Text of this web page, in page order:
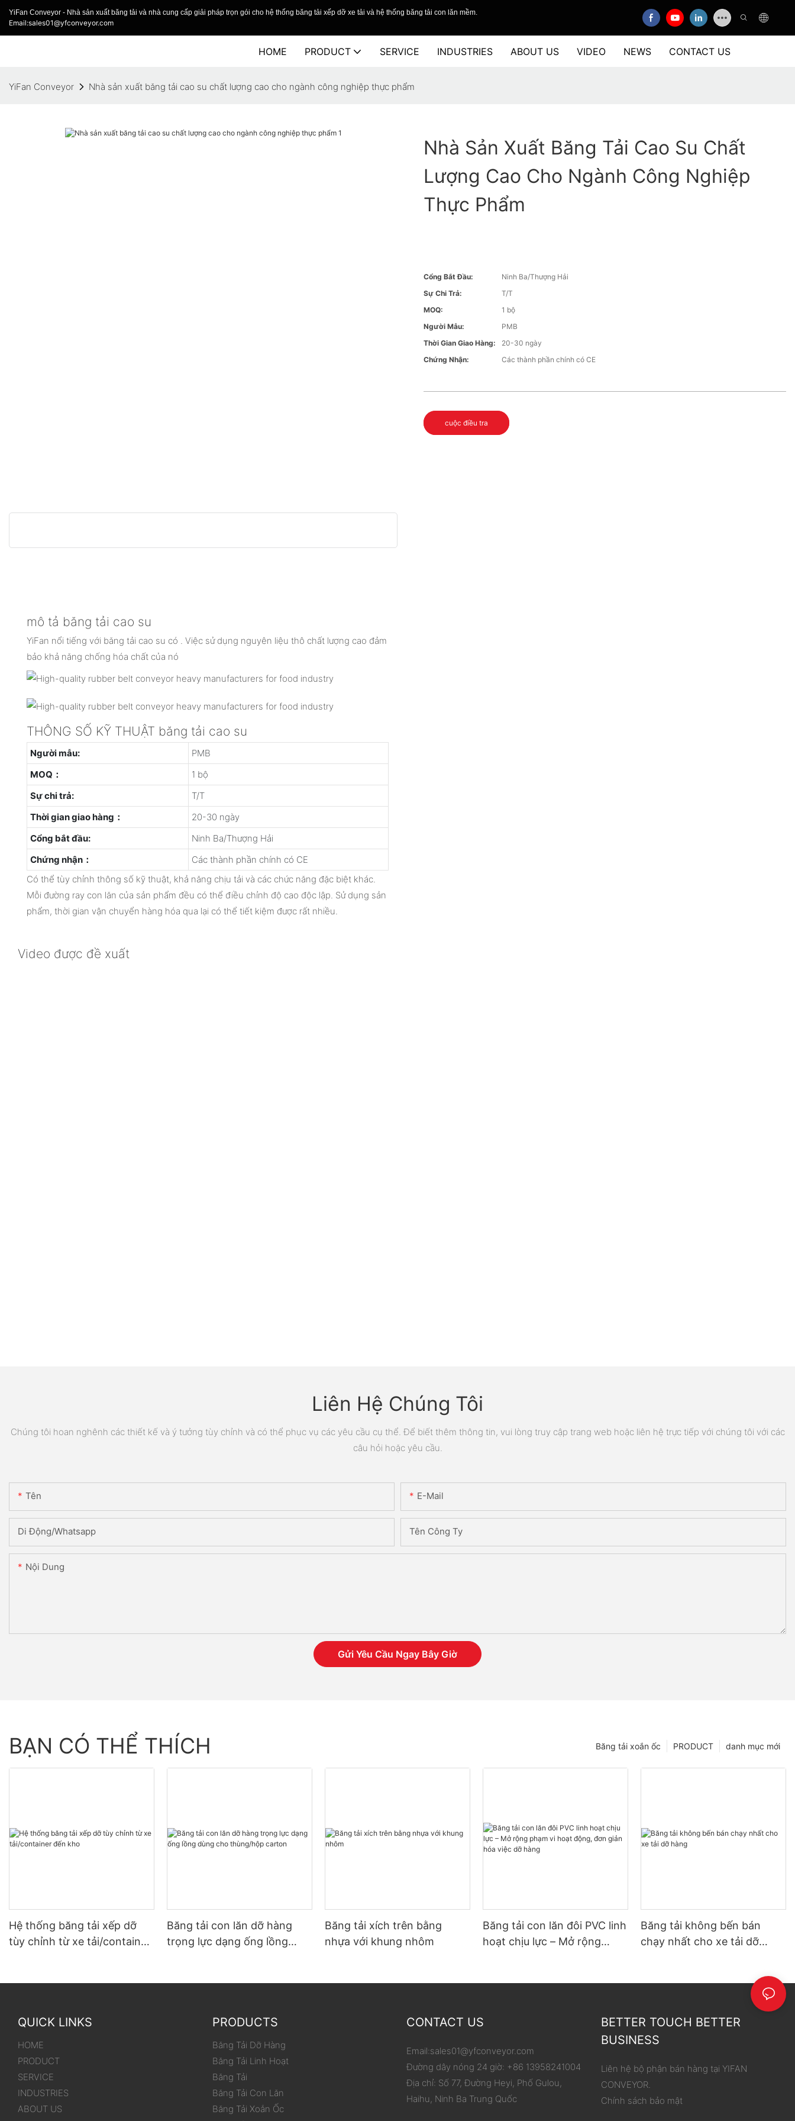
YiFan Conveyor - Nhà sản xuất băng tải và nhà cung cấp giải pháp trọn gói cho hệ thống băng tải xếp dỡ xe tải và hệ thống băng tải con lăn mềm.
Email:sales01@yfconveyor.com
HOME PRODUCT SERVICE INDUSTRIES ABOUT US VIDEO NEWS CONTACT US
YiFan Conveyor Nhà sản xuất băng tải cao su chất lượng cao cho ngành công nghiệp thực phẩm
Nhà Sản Xuất Băng Tải Cao Su Chất
Lượng Cao Cho Ngành Công Nghiệp
Thực Phẩm
Cổng Bắt Đầu:
Ninh Ba/Thượng Hải
Sự Chi Trả:
T/T
MOQ:
1 bộ
Người Mẫu:
PMB
Thời Gian Giao Hàng:
20-30 ngày
Chứng Nhận:
Các thành phần chính có CE
cuộc điều tra
mô tả băng tải cao su
YiFan nổi tiếng với băng tải cao su có . Việc sử dụng nguyên liệu thô chất lượng cao đảm
bảo khả năng chống hóa chất của nó
THÔNG SỐ KỸ THUẬT băng tải cao su
Người mẫu:
PMB
MOQ：
1 bộ
Sự chi trả:
T/T
Thời gian giao hàng：
20-30 ngày
Cổng bắt đầu:
Ninh Ba/Thượng Hải
Chứng nhận：
Các thành phần chính có CE
Có thể tùy chỉnh thông số kỹ thuật, khả năng chịu tải và các chức năng đặc biệt khác.
Mỗi đường ray con lăn của sản phẩm đều có thể điều chỉnh độ cao độc lập. Sử dụng sản
phẩm, thời gian vận chuyển hàng hóa qua lại có thể tiết kiệm được rất nhiều.
Video được đề xuất
Liên Hệ Chúng Tôi
Chúng tôi hoan nghênh các thiết kế và ý tưởng tùy chỉnh và có thể phục vụ các yêu cầu cụ thể. Để biết thêm thông tin, vui lòng truy cập trang web hoặc liên hệ trực tiếp với chúng tôi với các
câu hỏi hoặc yêu cầu.
Tên E-Mail
Di Động/Whatsapp Tên Công Ty
Nội Dung
Gửi Yêu Cầu Ngay Bây Giờ
BẠN CÓ THỂ THÍCH danh mục mới
PRODUCT
Băng tải xoắn ốc
Hệ thống băng tải xếp dỡ
tùy chỉnh từ xe tải/container
Băng tải con lăn dỡ hàng
trọng lực dạng ống lồng
Băng tải xích trên bằng
nhựa với khung nhôm
Băng tải con lăn đôi PVC linh
hoạt chịu lực – Mở rộng
Băng tải không bến bán
chạy nhất cho xe tải dỡ
QUICK LINKS
HOME
PRODUCT
SERVICE
INDUSTRIES
ABOUT US
PRODUCTS
Băng Tải Dỡ Hàng
Băng Tải Linh Hoạt
Băng Tải
Băng Tải Con Lăn
Băng Tải Xoắn Ốc
CONTACT US
Email:sales01@yfconveyor.com
Đường dây nóng 24 giờ: +86 13958241004
Địa chỉ: Số 77, Đường Heyi, Phố Gulou,
Haihu, Ninh Ba Trung Quốc
BETTER TOUCH BETTER
BUSINESS
Liên hệ bộ phận bán hàng tại YIFAN
CONVEYOR.
Chính sách bảo mật